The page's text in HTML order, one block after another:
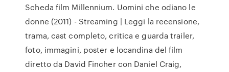
Scheda film Millennium. Uomini che odiano le
donne (2011) - Streaming | Leggi la recensione,
trama, cast completo, critica e guarda trailer,
foto, immagini, poster e locandina del film
diretto da David Fincher con Daniel Craig,